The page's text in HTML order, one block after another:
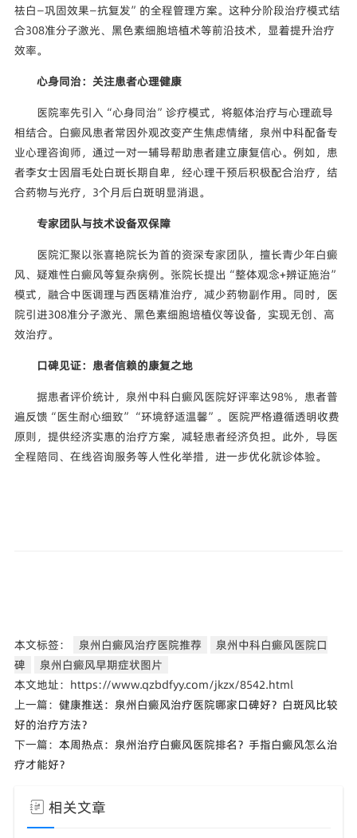
祛白—巩固效果—抗复发”的全程管理方案。这种分阶段治疗模式结
合308准分子激光、黑色素细胞培植术等前沿技术，显着提升治疗
效率。
心身同治：关注患者心理健康
医院率先引入“心身同治”诊疗模式，将躯体治疗与心理疏导
相结合。白癜风患者常因外观改变产生焦虑情绪，泉州中科配备专
业心理咨询师，通过一对一辅导帮助患者建立康复信心。例如，患
者李女士因眉毛处白斑长期自卑，经心理干预后积极配合治疗，结
合药物与光疗，3个月后白斑明显消退。
专家团队与技术设备双保障
医院汇聚以张喜艳院长为首的资深专家团队，擅长青少年白癜
风、疑难性白癜风等复杂病例。张院长提出“整体观念+辨证施治”
模式，融合中医调理与西医精准治疗，减少药物副作用。同时，医
院引进308准分子激光、黑色素细胞培植仪等设备，实现无创、高
效治疗。
口碑见证：患者信赖的康复之地
据患者评价统计，泉州中科白癜风医院好评率达98%，患者普
遍反馈“医生耐心细致”“环境舒适温馨”。医院严格遵循透明收费
原则，提供经济实惠的治疗方案，减轻患者经济负担。此外，导医
全程陪同、在线咨询服务等人性化举措，进一步优化就诊体验。
本文标签： 泉州白癜风治疗医院推荐
泉州中科白癜风医院口
碑
泉州白癜风早期症状图片
本文地址：https://www.qzbdfyy.com/jkzx/8542.html
上一篇： 健康推送：泉州白癜风治疗医院哪家口碑好？白斑风比较
好的治疗方法？
下一篇： 本周热点：泉州治疗白癜风医院排名？手指白癜风怎么治
疗才能好？
相关文章